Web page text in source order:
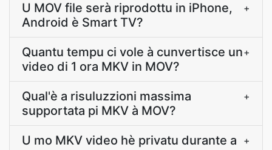
U MOV file serà riprodottu in iPhone,
Android è Smart TV?
+
Quantu tempu ci vole à cunvertisce un
video di 1 ora MKV in MOV?
+
Qual'è a risuluzzioni massima
supportata pi MKV à MOV?
+
U mo MKV video hè privatu durante a
+